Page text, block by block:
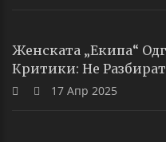
Женската „екипа“
Критики: Не
17 Апр 2025